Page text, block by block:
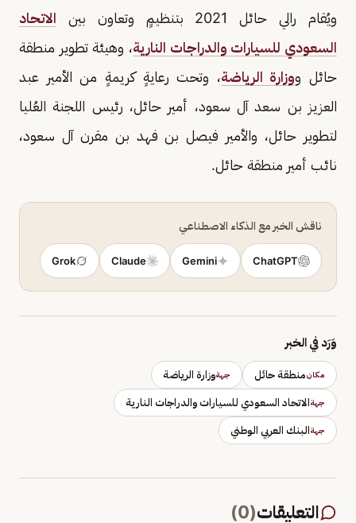
ويُقام رالي حائل 2021 بتنظيمٍ وتعاون بين
الاتحاد
السعودي للسيارات والدراجات النارية، وهيئة تطوير منطقة
حائل ووزارة الرياضة، وتحت رعايةٍ كريمةٍ من الأمير عبد
العزيز بن سعد آل سعود، أمير حائل، رئيس اللجنة العُليا
لتطوير حائل، والأمير فيصل بن فهد بن مقرن آل سعود،
نائب أمير منطقة حائل.
ناقش الخبر مع الذكاء الاصطناعي
ChatGPT
Gemini
Claude
Grok
وَرَد في الخبر
مكانمنطقة حائل جهةوزارة الرياضة
جهةالاتحاد السعودي للسيارات والدراجات النارية
جهةالبنك العربي الوطني
التعليقات(
0
)